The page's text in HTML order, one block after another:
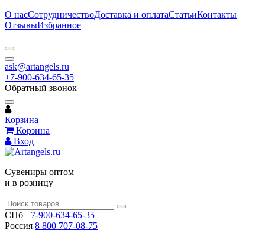
О насСотрудничествоДоставка и оплатаСтатьиКонтакты
ОтзывыИзбранное
ask@artangels.ru
+7-900-634-65-35
Обратный звонок
Корзина
Корзина
Вход
Сувениры оптом
и в розницу
СПб +7-900-634-65-35
Россия 8 800 707-08-75